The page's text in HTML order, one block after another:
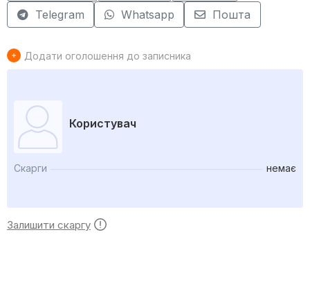
Telegram
Whatsapp Пошта
Додати оголошення до записника
Користувач
Скарги немає
Залишити скаргу